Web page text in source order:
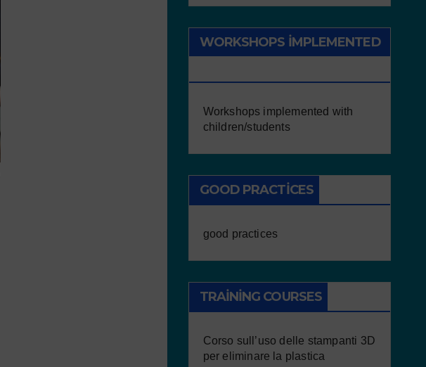
WORKSHOPS IMPLEMENTED
Workshops implemented with
children/students
GOOD PRACTICES
good practices
TRAINING COURSES
Corso sull’uso delle stampanti 3D
per eliminare la plastica